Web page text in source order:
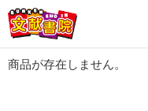
会員登録
商品が存在しません。